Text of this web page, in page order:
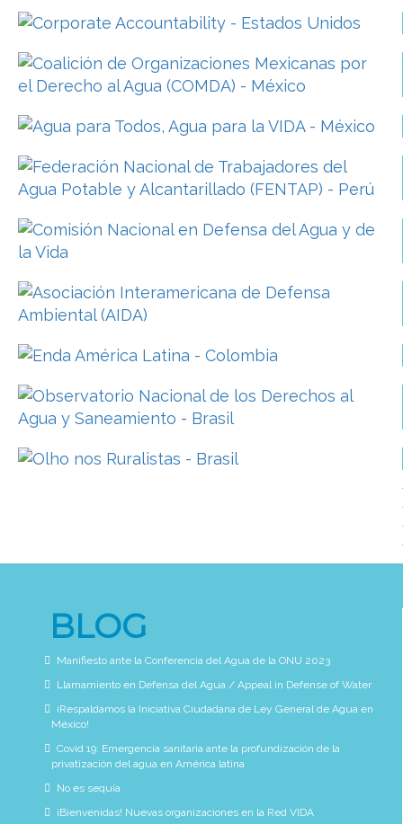
BLOG
Manifiesto ante la Conferencia del Agua de la ONU 2023
Llamamiento en Defensa del Agua / Appeal in Defense of Water
¡Respaldamos la Iniciativa Ciudadana de Ley General de Agua en
México!
Covid 19: Emergencia sanitaria ante la profundización de la
privatización del agua en América latina
No es sequía
¡Bienvenidas! Nuevas organizaciones en la Red VIDA